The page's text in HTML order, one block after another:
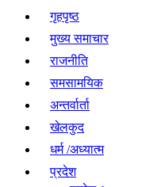
गृहपृष्ठ
मुख्य समाचार
राजनीति
समसामयिक
अन्तर्वार्ता
खेलकुद
धर्म /अध्यात्म
प्रदेश